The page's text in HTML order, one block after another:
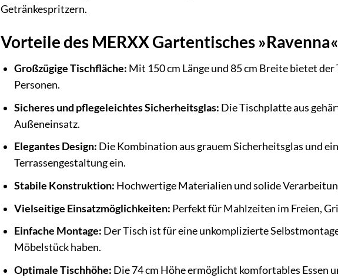
Getränkespritzern.
Vorteile des MERXX Gartentisches »Ravenna«
Großzügige Tischfläche: Mit 150 cm Länge und 85 cm Breite bietet
Personen.
Sicheres und pflegeleichtes Sicherheitsglas: Die Tischplatte aus
Außeneinsatz.
Elegantes Design: Die Kombination aus grauem Sicherheitsglas und
Terrassengestaltung ein.
Stabile Konstruktion: Hochwertige Materialien und solide
Vielseitige Einsatzmöglichkeiten: Perfekt für Mahlzeiten im Freien,
Einfache Montage: Der Tisch ist für eine unkomplizierte
Möbelstück haben.
Optimale Tischhöhe: Die 74 cm Höhe ermöglicht komfortables Essen